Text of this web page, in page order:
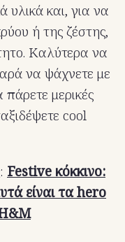
υλικά και, για να
ή της ζέστης,
Καλύτερα να
να ψάχνετε με
μερικές
cool
Festive κόκκινο:
είναι τα hero
Η&Μ